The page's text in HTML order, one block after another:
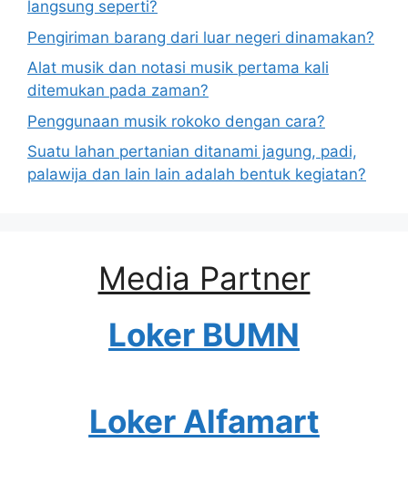
langsung seperti?
Pengiriman barang dari luar negeri dinamakan?
Alat musik dan notasi musik pertama kali
ditemukan pada zaman?
Penggunaan musik rokoko dengan cara?
Suatu lahan pertanian ditanami jagung, padi,
palawija dan lain lain adalah bentuk kegiatan?
Media Partner
Loker BUMN
Loker Alfamart